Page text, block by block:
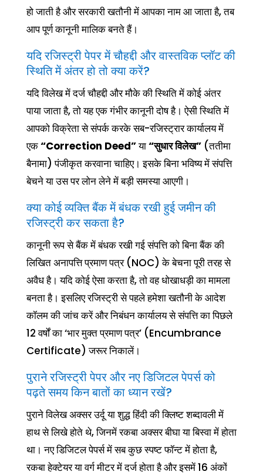
हो जाती है और सरकारी खतौनी में आपका नाम आ जाता है, तब
आप पूर्ण कानूनी मालिक बनते हैं।
यदि रजिस्ट्री पेपर में चौहद्दी और वास्तविक प्लॉट की
स्थिति में अंतर हो तो क्या करें?
यदि विलेख में दर्ज चौहद्दी और मौके की स्थिति में कोई अंतर
पाया जाता है, तो यह एक गंभीर कानूनी दोष है। ऐसी स्थिति में
आपको विक्रेता से संपर्क करके सब-रजिस्ट्रार कार्यालय में
एक“Correction Deed”या“सुधार विलेख”(ततीमा
बैनामा) पंजीकृत करवाना चाहिए। इसके बिना भविष्य में संपत्ति
बेचने या उस पर लोन लेने में बड़ी समस्या आएगी।
क्या कोई व्यक्ति बैंक में बंधक रखी हुई जमीन की
रजिस्ट्री कर सकता है?
कानूनी रूप से बैंक में बंधक रखी गई संपत्ति को बिना बैंक की
लिखित अनापत्ति प्रमाण पत्र (NOC) के बेचना पूरी तरह से
अवैध है। यदि कोई ऐसा करता है, तो वह धोखाधड़ी का मामला
बनता है। इसलिए रजिस्ट्री से पहले हमेशा खतौनी के आदेश
कॉलम की जांच करें और निबंधन कार्यालय से संपत्ति का पिछले
12 वर्षों का ‘भार मुक्त प्रमाण पत्र’ (Encumbrance
Certificate) जरूर निकालें।
पुराने रजिस्ट्री पेपर और नए डिजिटल पेपर्स को
पढ़ते समय किन बातों का ध्यान रखें?
पुराने विलेख अक्सर उर्दू या शुद्ध हिंदी की क्लिष्ट शब्दावली में
हाथ से लिखे होते थे, जिनमें रकबा अक्सर बीघा या बिस्वा में होता
था। नए डिजिटल पेपर्स में सब कुछ स्पष्ट फॉन्ट में होता है,
रकबा हेक्टेयर या वर्ग मीटर में दर्ज होता है और इसमें 16 अंकों